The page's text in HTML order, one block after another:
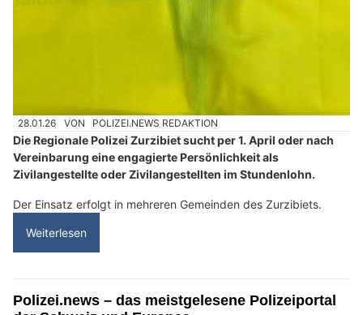
28.01.26 VON POLIZEI.NEWS REDAKTION
Die Regionale Polizei Zurzibiet sucht per 1. April oder nach
Vereinbarung eine engagierte Persönlichkeit als
Zivilangestellte oder Zivilangestellten im Stundenlohn.
Der Einsatz erfolgt in mehreren Gemeinden des Zurzibiets.
Weiterlesen
Polizei.news – das meistgelesene Polizeiportal